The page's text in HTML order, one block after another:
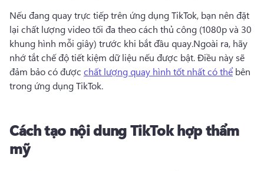
Nếu đang quay trực tiếp trên ứng dụng TikTok, bạn nên đặt
lại chất lượng video tối đa theo cách thủ công (1080p và 30
khung hình mỗi giây) trước khi bắt đầu quay.Ngoài ra, hãy
nhớ tắt chế độ tiết kiệm dữ liệu nếu được bật. Điều này sẽ
đảm bảo có được chất lượng quay hình tốt nhất có thể bên
trong ứng dụng TikTok.
Cách tạo nội dung TikTok hợp thẩm
mỹ